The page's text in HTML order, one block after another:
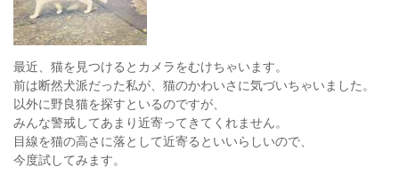
最近、猫を見つけるとカメラをむけちゃいます。
前は断然犬派だった私が、猫のかわいさに気づいちゃいました。
以外に野良猫を探すといるのですが、
みんな警戒してあまり近寄ってきてくれません。
目線を猫の高さに落として近寄るといいらしいので、
今度試してみます。